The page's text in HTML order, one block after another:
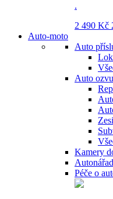
.
2 490 Kč
Auto-moto
Auto
Auto
Kamery
Péče o